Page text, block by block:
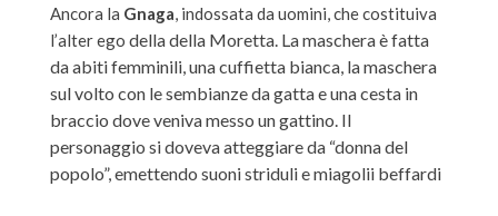
Ancora la Gnaga, indossata da uomini, che costituiva
l’alter ego della della Moretta. La maschera è fatta
da abiti femminili, una cuffietta bianca, la maschera
sul volto con le sembianze da gatta e una cesta in
braccio dove veniva messo un gattino. Il
personaggio si doveva atteggiare da “donna del
popolo”, emettendo suoni striduli e miagolii beffardi